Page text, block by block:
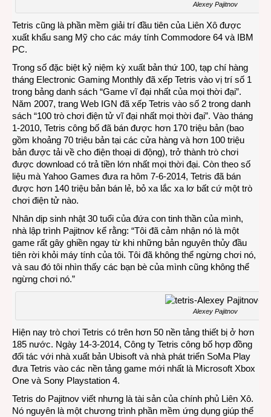
Alexey Pajitnov
Tetris cũng là phần mềm giải trí đầu tiên của Liên Xô được
xuất khẩu sang Mỹ cho các máy tính Commodore 64 và IBM
PC.
Trong số đặc biệt kỷ niệm kỳ xuất bản thứ 100, tạp chí hàng
tháng Electronic Gaming Monthly đã xếp Tetris vào vị trí số 1
trong bảng danh sách “Game vĩ đại nhất của mọi thời đại”.
Năm 2007, trang Web IGN đã xếp Tetris vào số 2 trong danh
sách “100 trò chơi điện tử vĩ đại nhất mọi thời đại”. Vào tháng
1-2010, Tetris công bố đã bán được hơn 170 triệu bản (bao
gồm khoảng 70 triệu bản tại các cửa hàng và hơn 100 triệu
bản được tải về cho điện thoại di động), trở thành trò chơi
được download có trả tiền lớn nhất mọi thời đại. Còn theo số
liệu mà Yahoo Games đưa ra hôm 7-6-2014, Tetris đã bán
được hơn 140 triệu bản bán lẻ, bỏ xa lắc xa lơ bất cứ một trò
chơi điện tử nào.
Nhân dịp sinh nhật 30 tuổi của đứa con tinh thần của mình,
nhà lập trình Pajitnov kể rằng: “Tôi đã cảm nhận nó là một
game rất gây ghiền ngay từ khi những bản nguyên thủy đầu
tiên rời khỏi máy tính của tôi. Tôi đã không thể ngừng chơi nó,
và sau đó tôi nhìn thấy các bạn bè của mình cũng không thể
ngừng chơi nó.”
Alexey Pajitnov
Hiện nay trò chơi Tetris có trên hơn 50 nền tảng thiết bị ở hơn
185 nước. Ngày 14-3-2014, Công ty Tetris công bố hợp đồng
đối tác với nhà xuất bản Ubisoft và nhà phát triển SoMa Play
đưa Tetris vào các nền tảng game mới nhất là Microsoft Xbox
One và Sony Playstation 4.
Tetris do Pajitnov viết nhưng là tài sản của chính phủ Liên Xô.
Nó nguyên là một chương trình phần mềm ứng dụng giúp thể